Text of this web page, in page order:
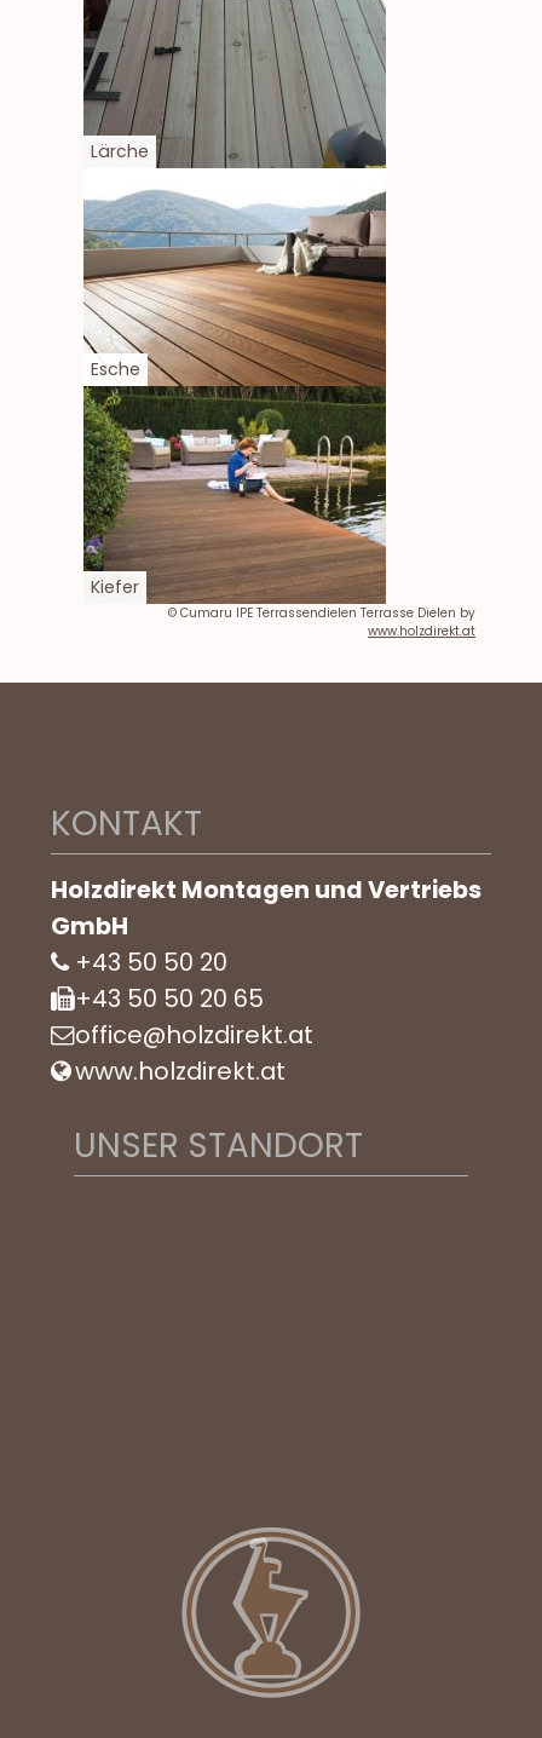
Lärche
Esche
Kiefer
© Cumaru IPE Terrassendielen Terrasse Dielen by
www.holzdirekt.at
KONTAKT
Holzdirekt Montagen und Vertriebs
GmbH
+43 50 50 20
+43 50 50 20 65
office@holzdirekt.at
www.holzdirekt.at
UNSER STANDORT